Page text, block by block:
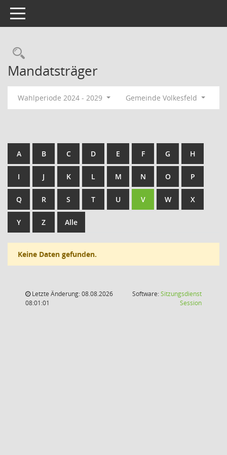
Toggle navigation
Rechercheauswahl
Mandatsträger
Wahlperiode 2024 - 2029 Gemeinde Volkesfeld
A B C D E F G H
I J K L M N O P
Q R S T U V W X
Y Z Alle
Keine Daten gefunden.
Letzte Änderung: 08.08.2026
08:01:01
Software:Sitzungsdienst
Session(Wird in